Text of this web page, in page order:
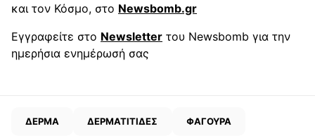
και τον Κόσμο, στο Newsbomb.gr
Εγγραφείτε στο Newsletter του Newsbomb για την
ημερήσια ενημέρωσή σας
ΔΕΡΜΑ ΔΕΡΜΑΤΙΤΙΔΕΣ ΦΑΓΟΥΡΑ